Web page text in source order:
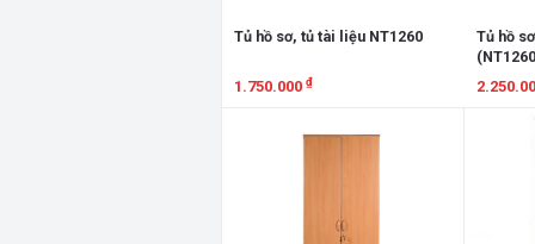
Tủ hồ sơ, tủ tài liệu NT1260
1.750.000 ₫
Tủ hồ